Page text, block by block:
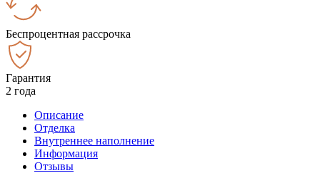
Беспроцентная рассрочка
Гарантия
2 года
Описание
Отделка
Внутреннее наполнение
Информация
Отзывы